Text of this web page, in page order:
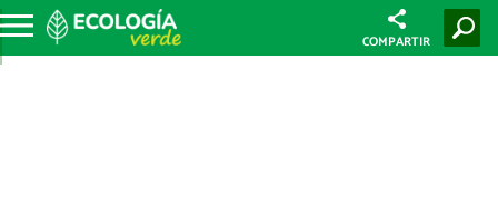
COMPARTIR